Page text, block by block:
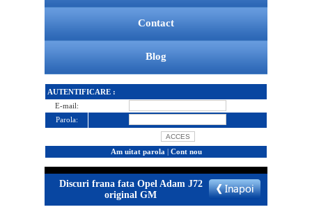
Contact
Blog
AUTENTIFICARE :
E-mail:
Parola:
Am uitat parola | Cont nou
Discuri frana fata Opel Adam J72
original GM